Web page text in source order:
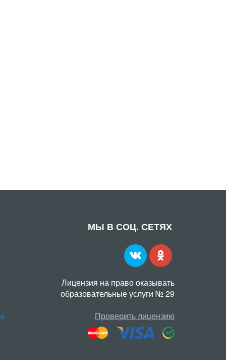
МЫ В СОЦ. СЕТЯХ
Лицензия на право оказывать
образовательные услуги № 29
Проверить лицензию